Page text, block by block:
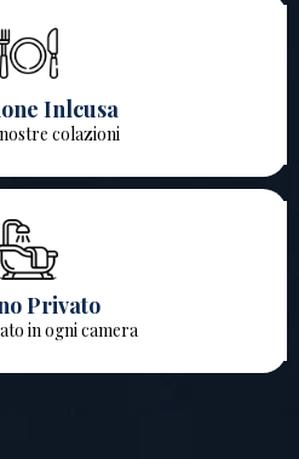
Inlcusa
colazioni
Privato
in ogni camera